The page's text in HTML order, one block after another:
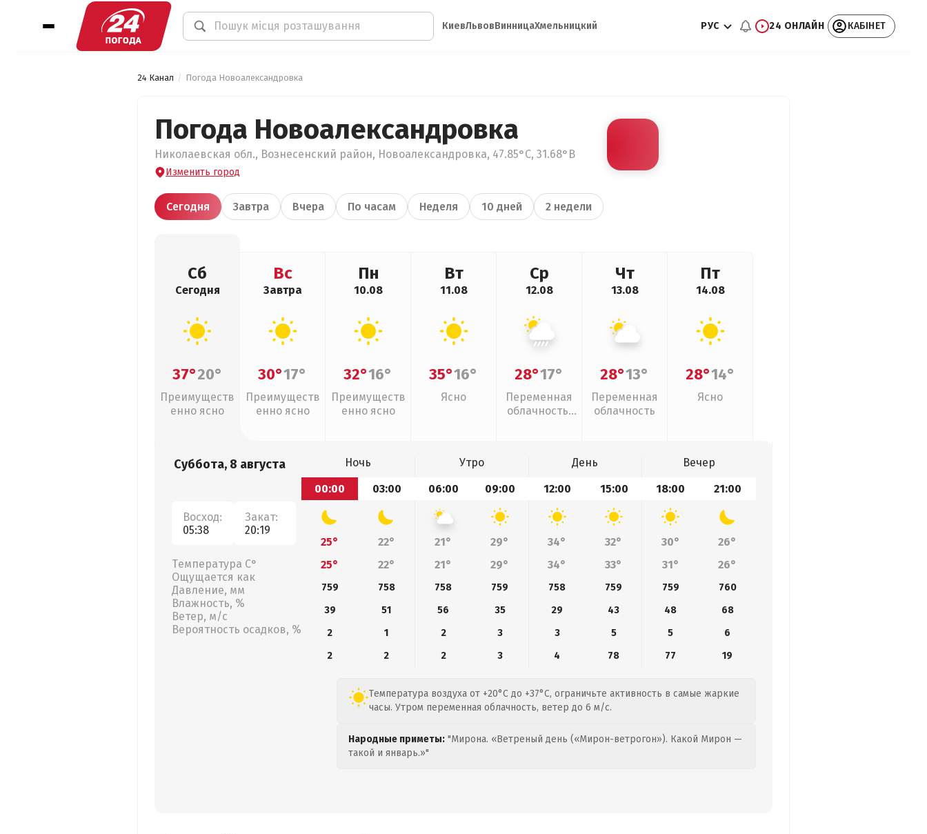
КиевЛьвовВинницаХмельницкий РУС 24 ОНЛАЙН КАБІНЕТ
24 Канал Погода Новоалександровка
Погода Новоалександровка
Николаевская обл., Вознесенский район, Новоалександровка, 47.85°С, 31.68°В
Изменить город
Сегодня Завтра Вчера По часам Неделя 10 дней 2 недели
Сб
Сегодня
37°20°
Преимуществ
енно ясно
Вс
Завтра
30°17°
Преимуществ
енно ясно
Пн
10.08
32°16°
Преимуществ
енно ясно
Вт
11.08
35°16°
Ясно
Ср
12.08
28°17°
Переменная
облачность,
Чт
13.08
28°13°
Переменная
облачность
Пт
14.08
28°14°
Ясно
Суббота, 8 августа
Восход:
05:38
Закат:
20:19
Температура С°
Ощущается как
Давление, мм
Влажность, %
Ветер, м/с
Вероятность осадков, %
Ночь Утро День
Вечер
00:00
03:00 06:00 09:00 12:00 15:00 18:00 21:00
25° 22° 21° 29° 34° 32° 30°
26°
25°
22° 21° 29° 34° 33° 31° 26°
759 758 758 759 758 759 759
760
39
51 56 35 29 43 48
68
2
1 2 3 3 5 5
6
2
2 2 3 4 78 77 19
Температура воздуха от +20°C до +37°C, ограничьте активность в самые жаркие
часы. Утром переменная облачность, ветер до 6 м/с.
Народные приметы: "Мирона. «Ветреный день («Мирон-ветрогон»). Какой Мирон —
такой и январь.»"